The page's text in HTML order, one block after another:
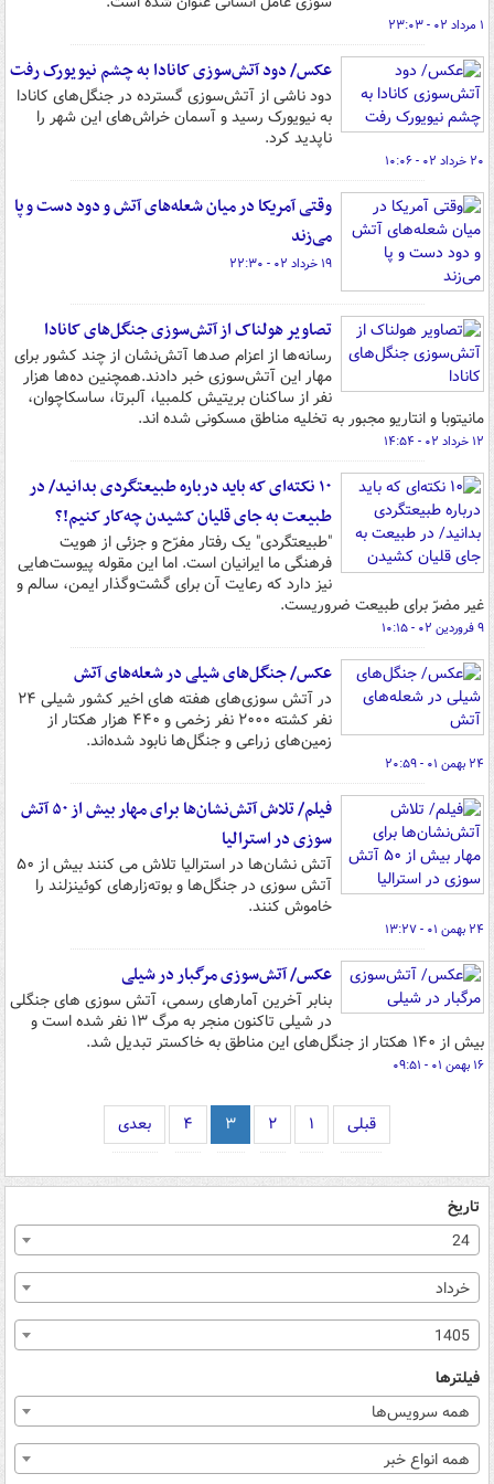
۱ مرداد ۰۲ - ۲۳:۰۳
عکس/ دود آتش‌سوزی کانادا به چشم نیویورک رفت
دود ناشی از آتش‌سوزی گسترده در جنگل‌های کانادا
به نیویورک رسید و آسمان خراش‌های این شهر را
ناپدید کرد.
۲۰ خرداد ۰۲ - ۱۰:۰۶
وقتی آمریکا در میان شعله‌های آتش و دود دست و پا
می‌زند
۱۹ خرداد ۰۲ - ۲۲:۳۰
تصاویر هولناک از آتش‌سوزی جنگل‌های کانادا
رسانه‌ها از اعزام صدها آتش‌نشان از چند کشور برای
مهار این آتش‌سوزی خبر دادند.همچنین ده‌ها هزار
نفر از ساکنان بریتیش کلمبیا، آلبرتا، ساسکاچوان،
مانیتوبا و انتاریو مجبور به تخلیه مناطق مسکونی شده اند.
۱۲ خرداد ۰۲ - ۱۴:۵۴
۱۰ نکته‌ای که باید درباره طبیعتگردی بدانید/ در
طبیعت به جای قلیان کشیدن چه‌کار کنیم!؟
"طبیعتگردی" یک رفتار مفرّح و جزئی از هویت
فرهنگی ما ایرانیان است. اما این مقوله پیوست‌هایی
نیز دارد که رعایت آن برای گشت‌وگذار ایمن، سالم و
غیر مضرّ برای طبیعت ضروریست.
۹ فروردین ۰۲ - ۱۰:۱۵
عکس/ جنگل‌های شیلی در شعله‌های آتش
در آتش سوزی‌های هفته های اخیر کشور شیلی ۲۴
نفر کشته ۲۰۰۰ نفر زخمی و ۴۴۰ هزار هکتار از
زمین‌های زراعی و جنگل‌ها نابود شده‌اند.
۲۴ بهمن ۰۱ - ۲۰:۵۹
فیلم/ تلاش آتش‌نشان‌ها برای مهار بیش از ۵۰ آتش
سوزی در استرالیا
آتش نشان‌ها در استرالیا تلاش می کنند بیش از ۵۰
آتش سوزی در جنگل‌ها و بوته‌زارهای کوئینزلند را
خاموش کنند.
۲۴ بهمن ۰۱ - ۱۳:۲۷
عکس/ آتش‌سوزی مرگبار در شیلی
بنابر آخرین آمارهای رسمی، آتش سوزی های جنگلی
در شیلی تاکنون منجر به مرگ ۱۳ نفر شده است و
بیش از ۱۴۰ هکتار از جنگل‌های این مناطق به خاکستر تبدیل شد.
۱۶ بهمن ۰۱ - ۰۹:۵۱
قبلی ۱ ۲ ۳ ۴ بعدی
تاریخ
24
خرداد
1405
فیلترها
همه سرویس‌ها
همه انواع خبر